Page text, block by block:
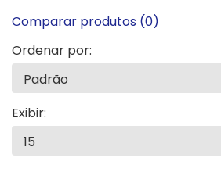
Comparar produtos (0)
Ordenar por:
Exibir: